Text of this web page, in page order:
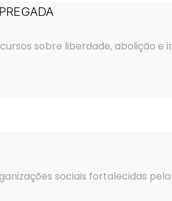
sobre liberdade, abolição
sociais fortalecidas